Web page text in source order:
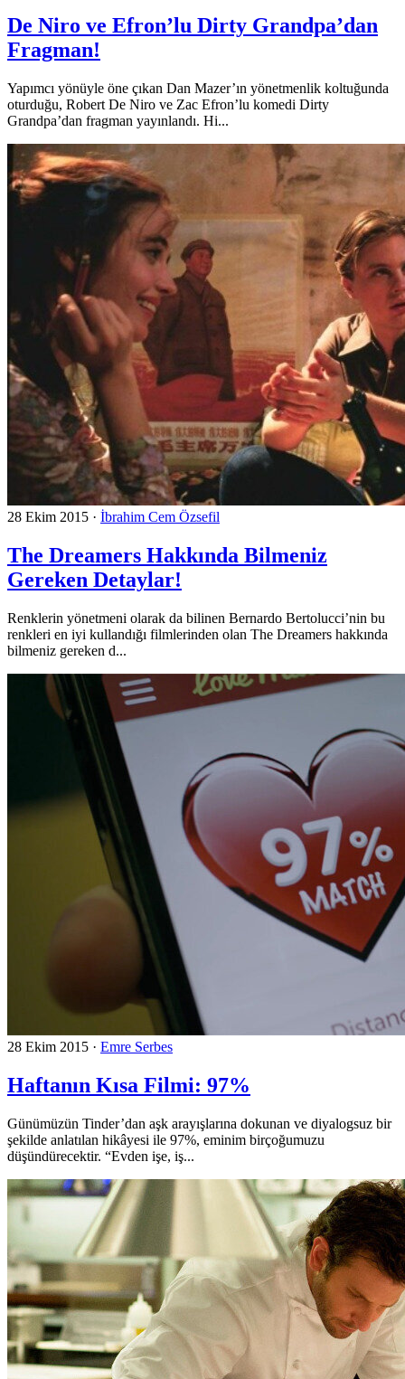
De Niro ve Efron’lu Dirty Grandpa’dan
Fragman!
Yapımcı yönüyle öne çıkan Dan Mazer’ın yönetmenlik koltuğunda
oturduğu, Robert De Niro ve Zac Efron’lu komedi Dirty
Grandpa’dan fragman yayınlandı. Hi...
28 Ekim 2015 · İbrahim Cem Özsefil
The Dreamers Hakkında Bilmeniz
Gereken Detaylar!
Renklerin yönetmeni olarak da bilinen Bernardo Bertolucci’nin bu
renkleri en iyi kullandığı filmlerinden olan The Dreamers hakkında
bilmeniz gereken d...
28 Ekim 2015 · Emre Serbes
Haftanın Kısa Filmi: 97%
Günümüzün Tinder’dan aşk arayışlarına dokunan ve diyalogsuz bir
şekilde anlatılan hikâyesi ile 97%, eminim birçoğumuzu
düşündürecektir. “Evden işe, iş...